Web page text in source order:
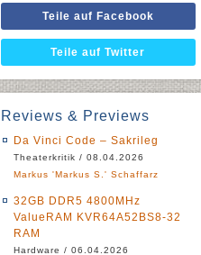
Teile auf Facebook
Teile auf Twitter
Reviews & Previews
Da Vinci Code – Sakrileg
Theaterkritik / 08.04.2026
Markus 'Markus S.' Schaffarz
32GB DDR5 4800MHz
ValueRAM KVR64A52BS8-32
RAM
Hardware / 06.04.2026